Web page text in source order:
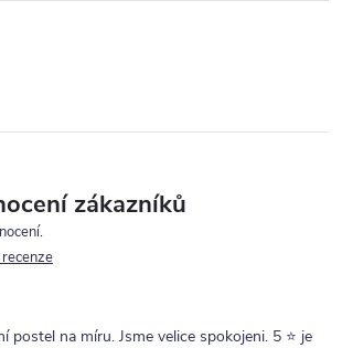
zákazníků
postel na míru. Jsme velice spokojeni. 5 ⭐ je